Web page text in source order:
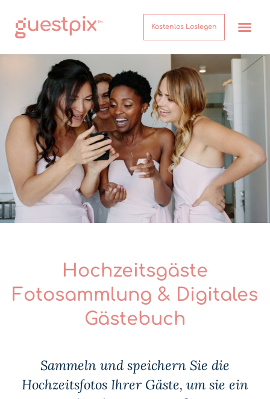
Kostenlos Loslegen
Hochzeitsgäste
Fotosammlung & Digitales
Gästebuch
Sammeln und speichern Sie die
Hochzeitsfotos Ihrer Gäste, um sie ein